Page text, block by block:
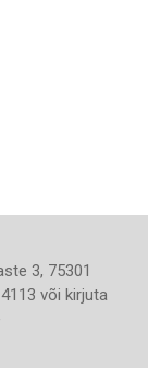
3, 75301
või kirjuta